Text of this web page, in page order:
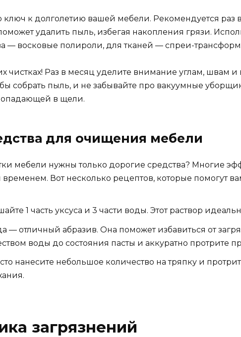
ключ к долголетию вашей мебели. Рекомендуется раз
удалить пыль, избегая накопления грязи.
— восковые полироли, для тканей — спреи-
чистках! Раз в месяц уделите внимание углам, швам
собрать пыль, и не забывайте про вакуумные
в щели.
для очищения мебели
мебели нужны только дорогие средства? Многие
Вот несколько рецептов, которые помогут
1 часть уксуса и 3 части воды. Этот раствор
— отличный абразив. Она поможет избавиться от
воды до состояния пасты и аккуратно протрите
нанесите небольшое количество на тряпку и
загрязнений